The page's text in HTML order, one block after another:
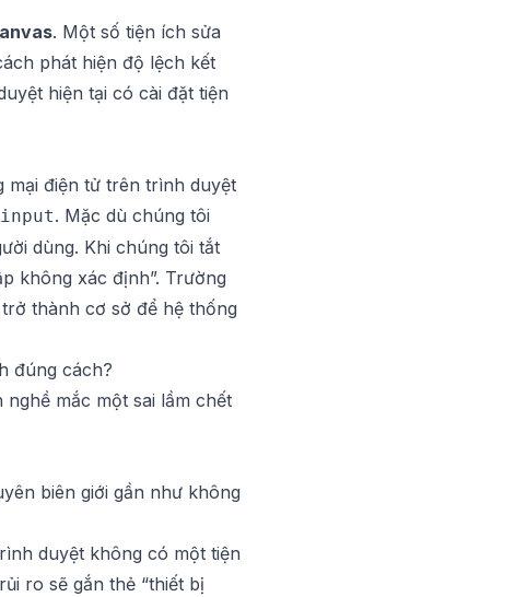
. Một số tiện ích sửa
phát hiện độ lệch kết
hiện tại có cài đặt tiện
mại điện tử trên trình duyệt
input. Mặc dù chúng tôi
dùng. Khi chúng tôi tắt
không xác định”. Trường
thành cơ sở để hệ thống
đúng cách?
mắc một sai lầm chết
biên giới gần như không
duyệt không có một tiện
ro sẽ gắn thẻ “thiết bị